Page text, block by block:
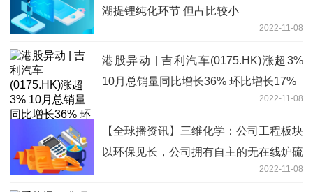
湖提锂纯化环节 但占比较小
2022-11-08
港股异动 | 吉利汽车(0175.HK)涨超3%
10月总销量同比增长36% 环比增长17%
2022-11-08
【全球播资讯】三维化学：公司工程板块
以环保见长，公司拥有自主的无在线炉硫
2022-11-08